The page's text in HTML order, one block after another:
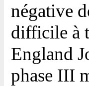
négative
difficile à
England
phase III